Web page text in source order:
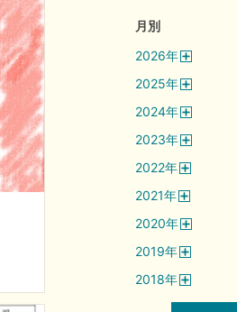
月別
2026年
2025年
2024年
2023年
2022年
2021年
2020年
2019年
2018年